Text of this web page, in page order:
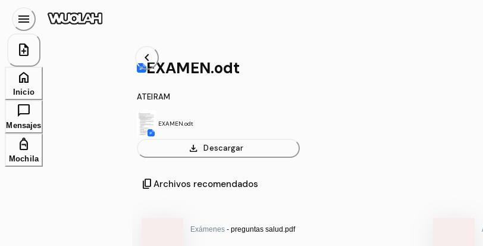
chevron_left
EXAMEN.odt
ATEIRAM
EXAMEN.odt
download Descargar
content_copy Archivos recomendados
Exámenes - preguntas salud.pdf
menu
note_add
home
Inicio
chat_bubble
Mensajes
personal_bag
Mochila